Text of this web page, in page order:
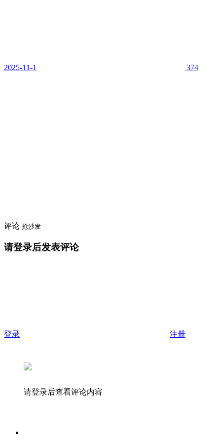
2025-11-1 374
评论 抢沙发
请登录后发表评论
登录 注册
请登录后查看评论内容